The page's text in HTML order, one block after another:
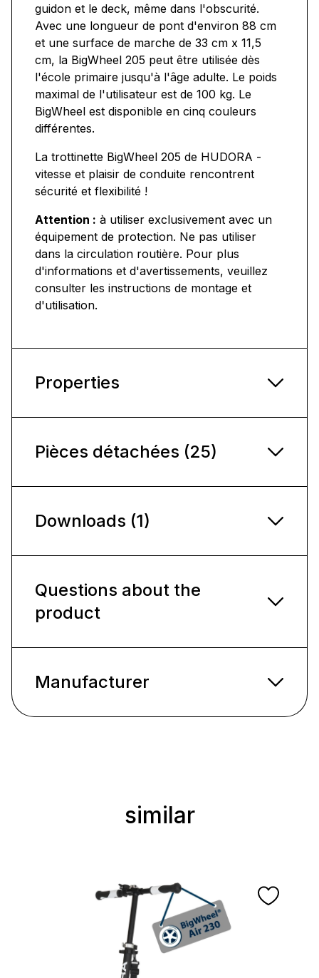
guidon et le deck, même dans l'obscurité.
Avec une longueur de pont d'environ 88 cm
et une surface de marche de 33 cm x 11,5
cm, la BigWheel 205 peut être utilisée dès
l'école primaire jusqu'à l'âge adulte. Le poids
maximal de l'utilisateur est de 100 kg. Le
BigWheel est disponible en cinq couleurs
différentes.
La trottinette BigWheel 205 de HUDORA -
vitesse et plaisir de conduite rencontrent
sécurité et flexibilité !
Attention : à utiliser exclusivement avec un
équipement de protection. Ne pas utiliser
dans la circulation routière. Pour plus
d'informations et d'avertissements, veuillez
consulter les instructions de montage et
d'utilisation.
Properties
Pièces détachées (25)
Downloads (1)
Questions about the
product
Manufacturer
Ignorer la galerie de produits
similar